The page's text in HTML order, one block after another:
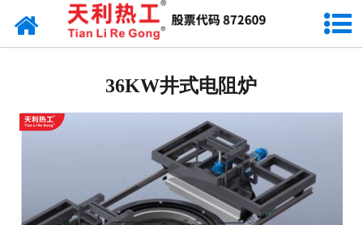
网站首页
产品常识
36KW井式电阻炉